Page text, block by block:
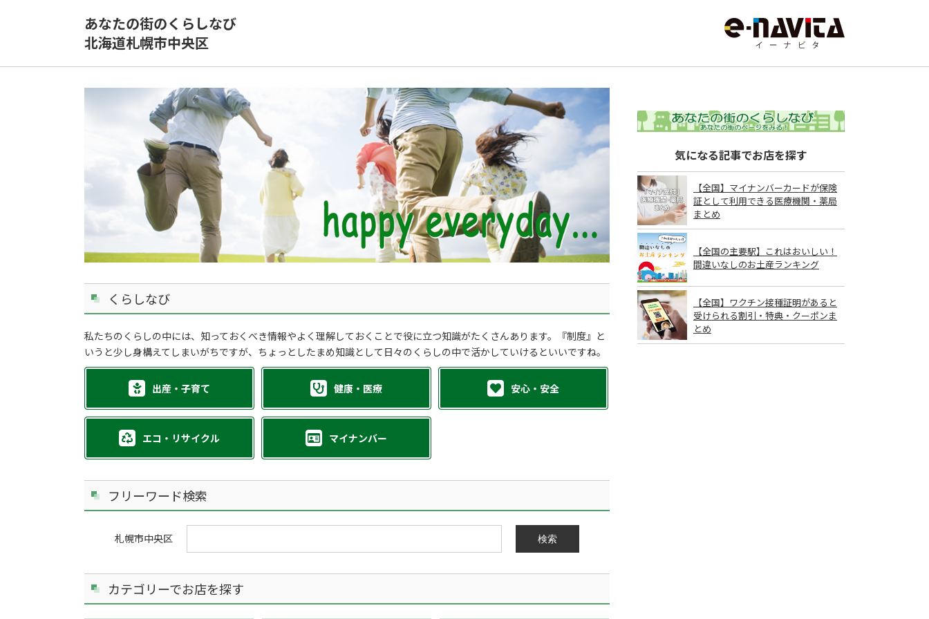
あなたの街のくらしなび
北海道札幌市中央区
くらしなび
私たちのくらしの中には、知っておくべき情報やよく理解しておくことで役に立つ知識がたくさんあります。『制度』と
いうと少し身構えてしまいがちですが、ちょっとしたまめ知識として日々のくらしの中で活かしていけるといいですね。
出産・子育て 健康・医療 安心・安全
エコ・リサイクル マイナンバー
フリーワード検索
札幌市中央区 検索
カテゴリーでお店を探す
気になる記事でお店を探す
【全国】マイナンバーカードが保険
証として利用できる医療機関・薬局
まとめ
【全国の主要駅】これはおいしい！
間違いなしのお土産ランキング
【全国】ワクチン接種証明があると
受けられる割引・特典・クーポンま
とめ